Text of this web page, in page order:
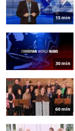
15 min
30 min
60 min